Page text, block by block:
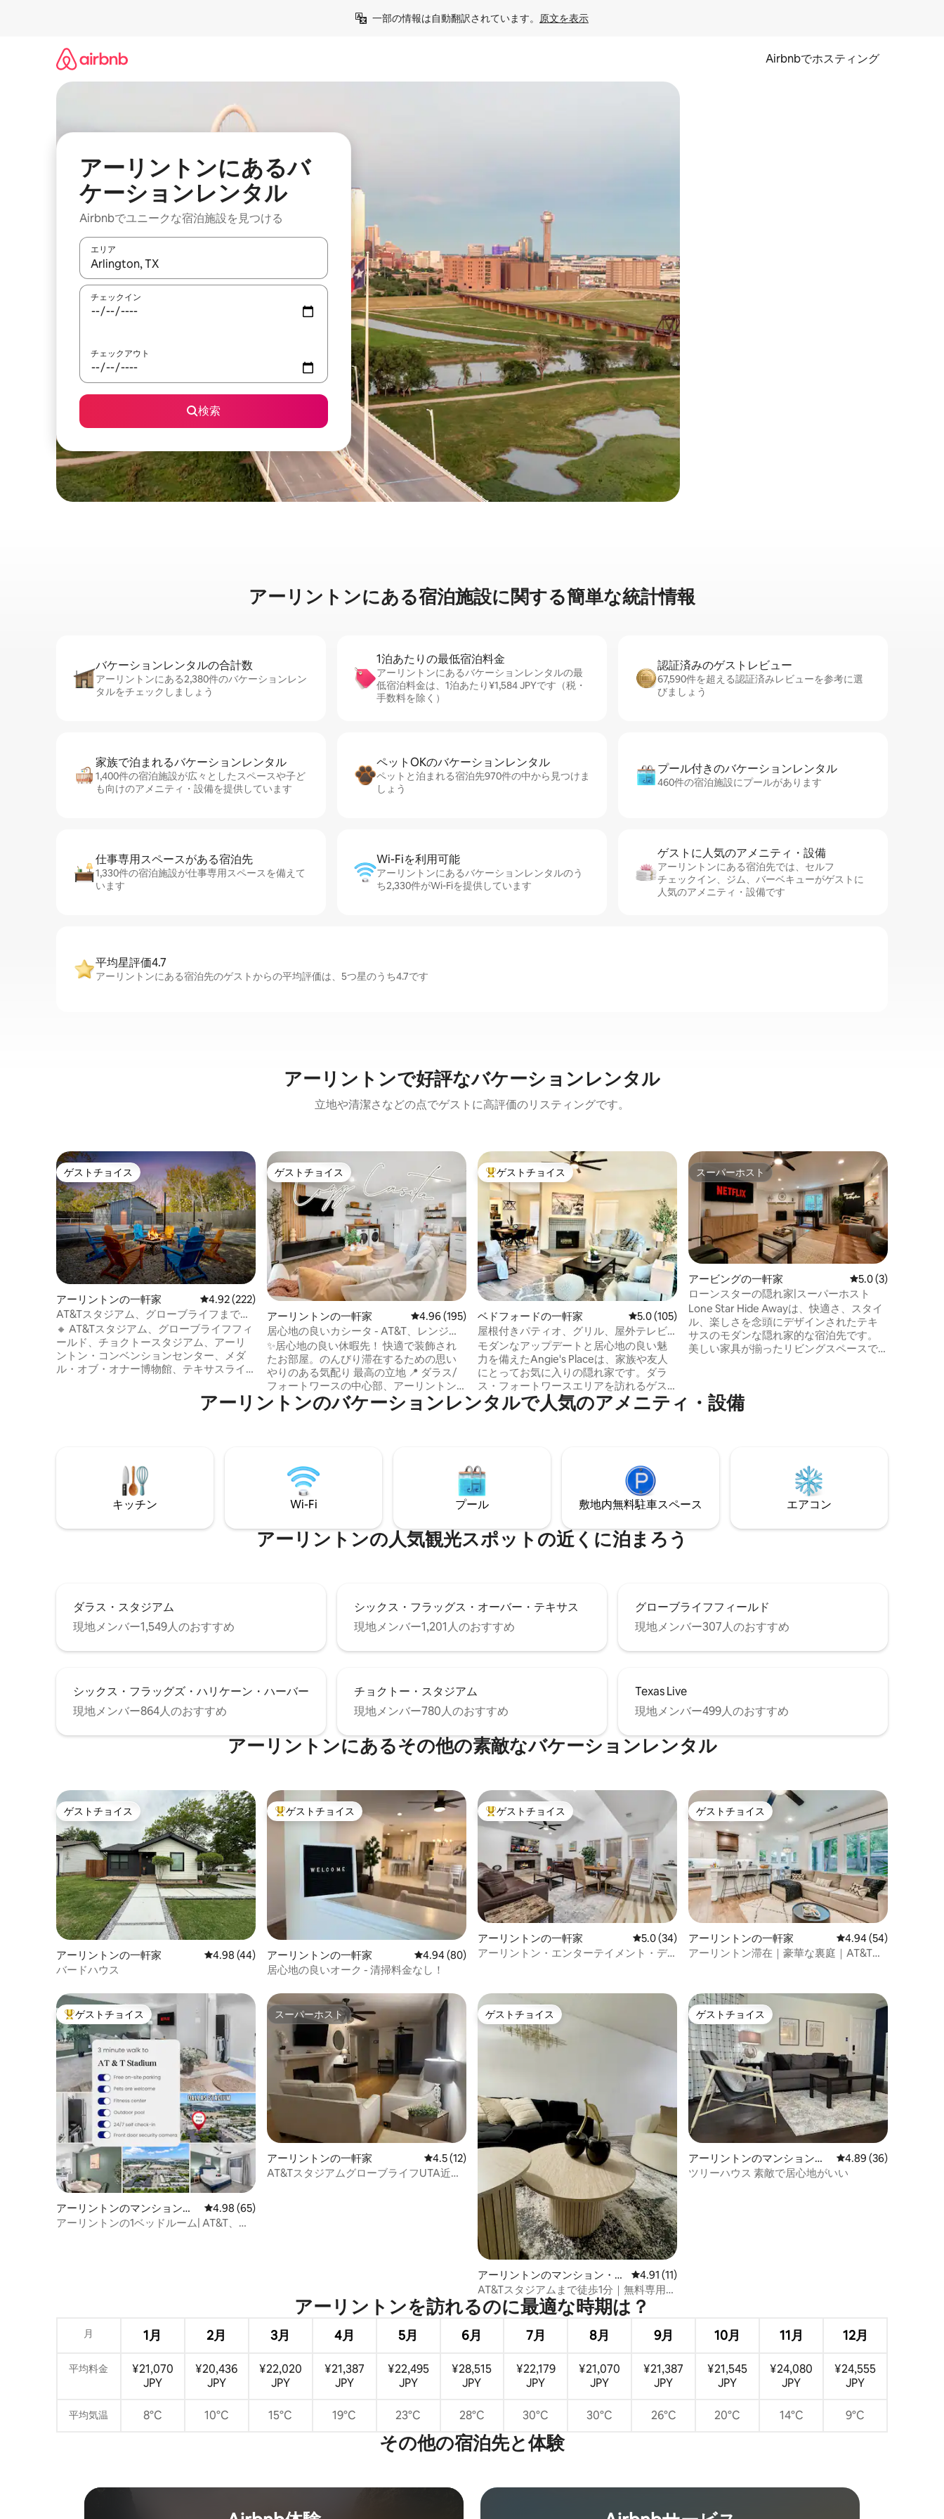
一部の情報は自動翻訳されています。 原文を表示
Airbnbでホスティング
アーリントンにあるバ
ケーションレンタル
Airbnbでユニークな宿泊施設を見つける
エリア
検索結果が表示されたら、上下の矢印キーを使って移動するか、画面をタッチまたはスワイプして検索結果を確認することができます。
チェックイン
チェックアウト
検索
アーリントンに⁠あ⁠る宿⁠泊⁠施⁠設⁠に関⁠す⁠る簡⁠単⁠な統⁠計⁠情⁠報
バケーションレ⁠ン⁠タ⁠ル⁠の合⁠計⁠数
アーリントンにある2,380件のバケーションレン
タルをチェックしましょう
1泊あたりの最⁠低⁠宿⁠泊⁠料⁠金
アーリントンにあるバケーションレンタルの最
低宿泊料金は、1泊あたり¥1,584 JPYです（税・
手数料を除く）
認証済みのゲ⁠ス⁠ト⁠レ⁠ビ⁠ュ⁠ー
67,590件を超える認証済みレビューを参考に選
びましょう
家族で泊まれるバ⁠ケ⁠ー⁠シ⁠ョ⁠ンレ⁠ン⁠タ⁠ル
1,400件の宿泊施設が広々としたスペースや子ど
も向けのアメニティ・設備を提供しています
ペットOKのバ⁠ケ⁠ー⁠シ⁠ョ⁠ンレ⁠ン⁠タ⁠ル
ペットと泊まれる宿泊先970件の中から見つけま
しょう
プール付きのバ⁠ケ⁠ー⁠シ⁠ョ⁠ンレ⁠ン⁠タ⁠ル
460件の宿泊施設にプールがあります
仕事専用ス⁠ペ⁠ー⁠スがあ⁠る宿⁠泊⁠先
1,330件の宿泊施設が仕事専用スペースを備えて
います
Wi-Fiを利⁠用⁠可⁠能
アーリントンにあるバケーションレンタルのう
ち2,330件がWi-Fiを提供しています
ゲストに人⁠気⁠のア⁠メ⁠ニ⁠テ⁠ィ・設⁠備
アーリントンにある宿泊先では、セ⁠ル⁠フ
チ⁠ェ⁠ッ⁠ク⁠イ⁠ン、ジム、バーベキューがゲストに
人気のアメニティ・設備です
平均星評価4.7
アーリントンにある宿泊先のゲストからの平均評価は、5つ星のうち4.7です
アーリントンで好評なバケーションレンタル
立地や清潔さなどの点でゲストに高評価のリスティングです。
ゲストチョイス
ゲストチョイス
アーリントンの一軒家 レビュー222件、5つ星中4.92つ星の平均評価
4.92 (222)
AT&Tスタジアム、グローブライフまで徒
歩圏内 | ピックルボール | ジョージア
🔸 AT&Tスタジアム、グローブライフフィ
ールド、チョクトースタジアム、アーリ
ントン・コンベンションセンター、メダ
ル・オブ・オナー博物館、テキサスライ
🔸 UTアーリントン、シックス・フラッグ
ス＆ハリケーン・ハーバーまで5分 🔸 ダラ
ックヤードズまで20分 【アメニティ】 🔹
ゲームルーム 🔹ピックルボールコート 🔹
ビリヤード台 🔹 シャッフルボード 🔹卓球
🔹 ダーツボード 🔹 巨大なジェンガ 🔹 バ
分） 🔹 赤ちゃん連れにやさしいアイテム
ゲストチョイス
ゲストチョイス
アーリントンの一軒家 レビュー195件、5つ星中4.96つ星の平均評価
4.96 (195)
居心地の良いカシータ - AT&T、レンジャ
ーズ、UTAから3分
✨居心地の良い休暇先！ 快適で装飾され
たお部屋。のんびり滞在するための思い
やりのある気配り 最高の立地 📍 ダラス/
フォートワースの中心部、アーリントン
のダウンタウンにあります エンターテイ
メントまで徒歩で行けます AT&Tスタジア
ハリケーン・ハーバー、エピック・セン
トラルから🎢数分 地元の味 ビール醸造
所、コーヒー、バーベキュー、ゲームセ
ンターなど、素晴らしい地元のスポット
最適 アーリントンのエンターテイメント
地区でのゲームデーや週末の旅行に🎉最
大好評のゲストチョイスです。
ゲストチョイス
ベドフォードの一軒家 レビュー105件、5つ星中5.0つ星の平均評価
5.0 (105)
屋根付きパティオ、グリル、屋外テレビ
を備えた快適な隠れ家
モダンなアップデートと居心地の良い魅
力を備えたAngie's Placeは、家族や友人
にとってお気に入りの隠れ家です。ダラ
ス・フォートワースエリアを訪れるゲス
トと共有することが大好きです。私たち
のお気に入りの特徴はパティオです。忙
ヤード、グローブライフフィールド、ア
メリカン・エアラインズ・センター、ハ
リス・メソジスト病院の近くの中心部に
位置しています。観光客、旅行中の看護
師、出張旅行者、ご家族の訪問、または
平和な逃避が必要な場合に最適です。
スーパーホスト
スーパーホスト
アービングの一軒家 レビュー3件、5つ
5.0 (3)
ローンスターの隠れ家|スーパーホスト
Lone Star Hide Awayは、快適さ、スタイ
ル、楽しさを念頭にデザインされたテキ
サスのモダンな隠れ家的な宿泊先です。
美しい家具が揃ったリビングスペースで
が用意された居心地の良い寝室でリラッ
クスしましょう。充実したキッチン、高
す。自宅のような快適さをすべて備えた
テキサスのおもてなしを体験してくださ
アーリントンのバケーションレンタルで人気のアメニティ・設備
キッチン Wi-Fi プール 敷地内無料駐⁠車ス⁠ペ⁠ー⁠ス エアコン
アーリントンの人気観光スポットの近くに泊まろう
ダラス・スタジアム
現地メンバー1,549人のおすすめ
シックス・フラッグス・オーバー・テキサス
現地メンバー1,201人のおすすめ
グローブライフフィールド
現地メンバー307人のおすすめ
シックス・フラッグズ・ハリケーン・ハーバー
現地メンバー864人のおすすめ
チョクトー・スタジアム
現地メンバー780人のおすすめ
Texas Live
現地メンバー499人のおすすめ
アーリントンにあるその他の素敵なバケーションレンタル
ゲストチョイス
ゲストチョイス
アーリントンの一軒家 レビュー44件、5つ星中4.98つ星の平均評価
4.98 (44)
バードハウス
大好評のゲストチョイスです。
ゲストチョイス
アーリントンの一軒家 レビュー80件、5つ星中4.94つ星の平均評価
4.94 (80)
居心地の良いオーク - 清掃料金なし！
大好評のゲストチョイスです。
ゲストチョイス
アーリントンの一軒家 レビュー34件、5つ星中5.0つ星の平均評価
5.0 (34)
アーリントン・エンターテイメント・デ
ゲストチョイス
ゲストチョイス
アーリントンの一軒家 レビュー54件、5つ星
4.94 (54)
アーリントン滞在｜豪華な裏庭｜AT&T近
大好評のゲストチョイスです。
ゲストチョイス
アーリントンのマンション・
アパート
レビュー65件、5つ星中4.98つ星の平均評価
4.98 (65)
アーリントンの1ベッドルーム| AT&T、
スーパーホスト
スーパーホスト
アーリントンの一軒家 レビュー12件、5つ星中4.5つ星の平均評価
4.5 (12)
AT&TスタジアムグローブライフUTA近く
ゲストチョイス
ゲストチョイス
アーリントンのマンション・ア
パート
レビュー11件、5つ星中4.91つ星の平均評価
4.91 (11)
AT&Tスタジアムまで徒歩1分｜無料専用駐
車場
ゲストチョイス
ゲストチョイス
アーリントンのマンション・
アパート
レビュー36件、5つ星
4.89 (36)
ツリーハウス 素敵で居心地がいい
アーリントンを訪⁠れ⁠るの⁠に最⁠適⁠な時⁠期⁠は⁠？
月 1月 2月 3月 4月 5月 6月 7月 8月 9月 10月 11月 12月
平均料金
¥21,070
JPY
¥20,436
JPY
¥22,020
JPY
¥21,387
JPY
¥22,495
JPY
¥28,515
JPY
¥22,179
JPY
¥21,070
JPY
¥21,387
JPY
¥21,545
JPY
¥24,080
JPY
¥24,555
JPY
平均気温 8°C 10°C 15°C 19°C 23°C 28°C 30°C 30°C 26°C 20°C 14°C 9°C
その他の宿⁠泊⁠先と体⁠験